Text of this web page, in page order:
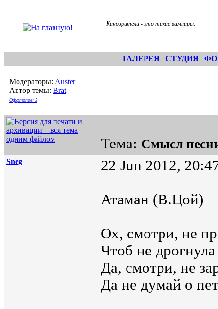
Кинозрители - это тихие вампиры.
ГАЛЕРЕЯ СТУДИЯ
Модераторы: Auster
Автор темы: Brat
Оффтопов: 5
Тема: Смысл
Sneg 22 Jun 2012,
Атаман (В.Цой)
Ох, смотри, не
Чтоб не
Да, смотри, не
Да не думай о